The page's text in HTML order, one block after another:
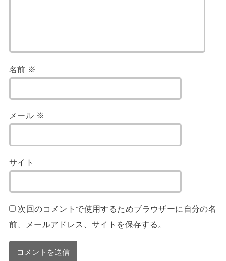
名前 ※
メール ※
サイト
次回のコメントで使用するためブラウザーに自分の名
前、メールアドレス、サイトを保存する。